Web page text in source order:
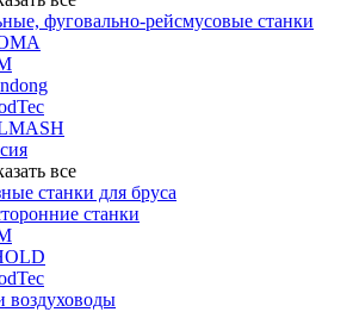
фуговально-рейсмусовые станки
все
станки для бруса
станки